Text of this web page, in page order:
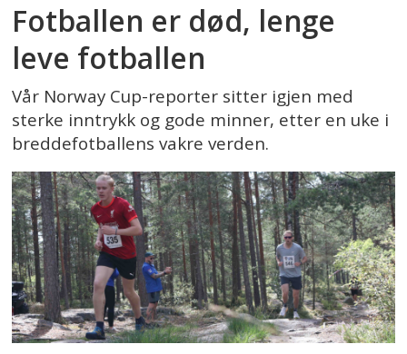
Fotballen er død, lenge
leve fotballen
Vår Norway Cup-reporter sitter igjen med
sterke inntrykk og gode minner, etter en uke i
breddefotballens vakre verden.